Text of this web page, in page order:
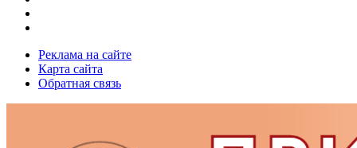
Реклама на сайте
Карта сайта
Обратная связь